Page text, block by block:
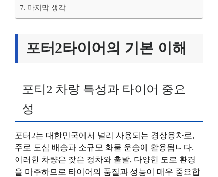
마지막 생각
포터2타이어의 기본 이해
포터2 차량 특성과 타이어 중요
성
포터2는 대한민국에서 널리 사용되는 경상용차로,
주로 도심 배송과 소규모 화물 운송에 활용됩니다.
이러한 차량은 잦은 정차와 출발, 다양한 도로 환경
을 마주하므로 타이어의 품질과 성능이 매우 중요합